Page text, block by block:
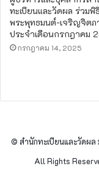
ทะเบียนและวัดผล ร่วมพิ
พระพุทธมนต์-เจริญจิตภ
ประจำเดือนกรกฎาคม
กรกฎาคม 14, 2025
© สำนักทะเบียนและวัดผ
All Rights